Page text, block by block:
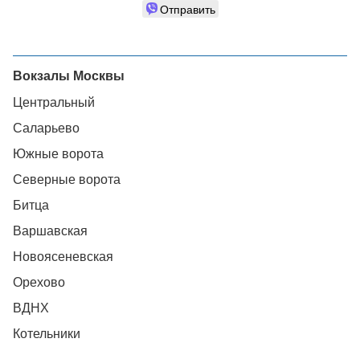
Отправить
Вокзалы Москвы
Центральный
Саларьево
Южные ворота
Северные ворота
Битца
Варшавская
Новоясеневская
Орехово
ВДНХ
Котельники